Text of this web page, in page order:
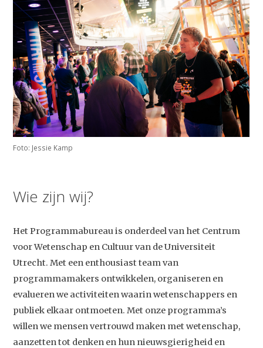
Foto: Jessie Kamp
Wie zijn wij?
Het Programmabureau is onderdeel van het Centrum
voor Wetenschap en Cultuur van de Universiteit
Utrecht. Met een enthousiast team van
programmamakers ontwikkelen, organiseren en
evalueren we activiteiten waarin wetenschappers en
publiek elkaar ontmoeten. Met onze programma’s
willen we mensen vertrouwd maken met wetenschap,
aanzetten tot denken en hun nieuwsgierigheid en